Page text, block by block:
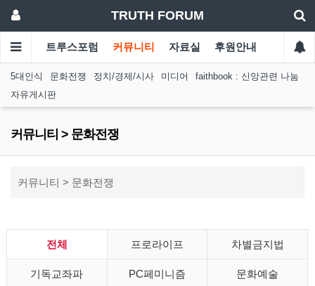
TRUTH FORUM
트루스포럼 커뮤니티 자료실 후원안내
5대인식 문화전쟁 정치/경제/시사 미디어
faithbook : 신앙관련 나눔
자유게시판
커뮤니티 > 문화전쟁
커뮤니티 > 문화전쟁
전체 프로라이프 차별금지법
기독교좌파 PC페미니즘 문화예술